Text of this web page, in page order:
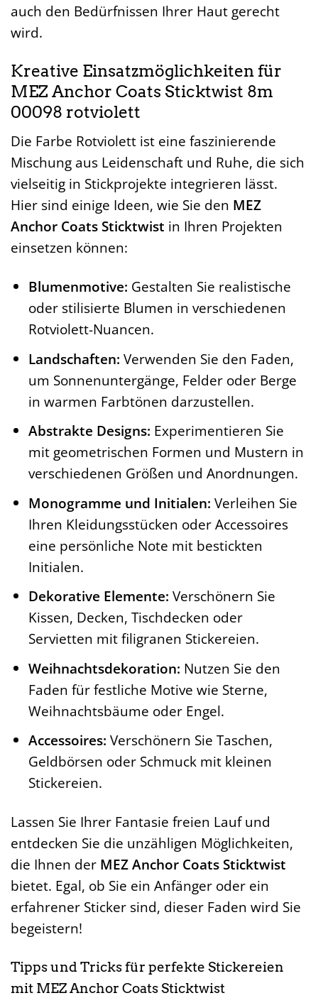
auch den Bedürfnissen Ihrer Haut gerecht
wird.
Kreative Einsatzmöglichkeiten für
MEZ Anchor Coats Sticktwist 8m
00098 rotviolett
Die Farbe Rotviolett ist eine faszinierende
Mischung aus Leidenschaft und Ruhe, die sich
vielseitig in Stickprojekte integrieren lässt.
Hier sind einige Ideen, wie Sie den MEZ
Anchor Coats Sticktwist in Ihren Projekten
einsetzen können:
Blumenmotive: Gestalten Sie realistische
oder stilisierte Blumen in verschiedenen
Rotviolett-Nuancen.
Landschaften: Verwenden Sie den Faden,
um Sonnenuntergänge, Felder oder Berge
in warmen Farbtönen darzustellen.
Abstrakte Designs: Experimentieren Sie
mit geometrischen Formen und Mustern in
verschiedenen Größen und Anordnungen.
Monogramme und Initialen: Verleihen Sie
Ihren Kleidungsstücken oder Accessoires
eine persönliche Note mit bestickten
Initialen.
Dekorative Elemente: Verschönern Sie
Kissen, Decken, Tischdecken oder
Servietten mit filigranen Stickereien.
Weihnachtsdekoration: Nutzen Sie den
Faden für festliche Motive wie Sterne,
Weihnachtsbäume oder Engel.
Accessoires: Verschönern Sie Taschen,
Geldbörsen oder Schmuck mit kleinen
Stickereien.
Lassen Sie Ihrer Fantasie freien Lauf und
entdecken Sie die unzähligen Möglichkeiten,
die Ihnen der MEZ Anchor Coats Sticktwist
bietet. Egal, ob Sie ein Anfänger oder ein
erfahrener Sticker sind, dieser Faden wird Sie
begeistern!
Tipps und Tricks für perfekte Stickereien
mit MEZ Anchor Coats Sticktwist